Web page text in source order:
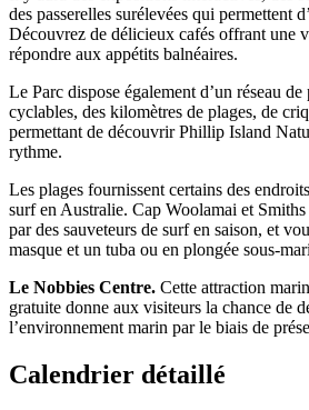
des passerelles surélevées qui permettent
Découvrez de délicieux cafés offrant une
répondre aux appétits balnéaires.
Le Parc dispose également d’un réseau
cyclables, des kilomètres de plages, de
permettant de découvrir Phillip Island
rythme.
Les plages fournissent certains des
surf en Australie. Cap Woolamai et
par des sauveteurs de surf en saison, et
masque et un tuba ou en plongée sous-
Le Nobbies Centre. Cette attraction
gratuite donne aux visiteurs la chance de
l’environnement marin par le biais de
Calendrier détaillé